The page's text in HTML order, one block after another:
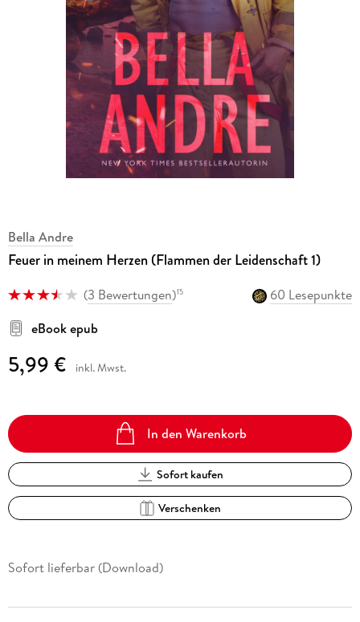
Bella Andre
Feuer in meinem Herzen (Flammen der Leidenschaft 1)
(3 Bewertungen)15
60 Lesepunkte
eBook epub
5,99 € inkl. Mwst.
In den Warenkorb
Sofort kaufen
Verschenken
Sofort lieferbar (Download)